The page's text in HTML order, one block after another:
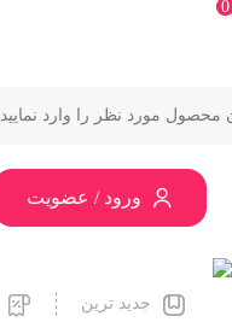
ورود / عضویت
0
جدید ترین